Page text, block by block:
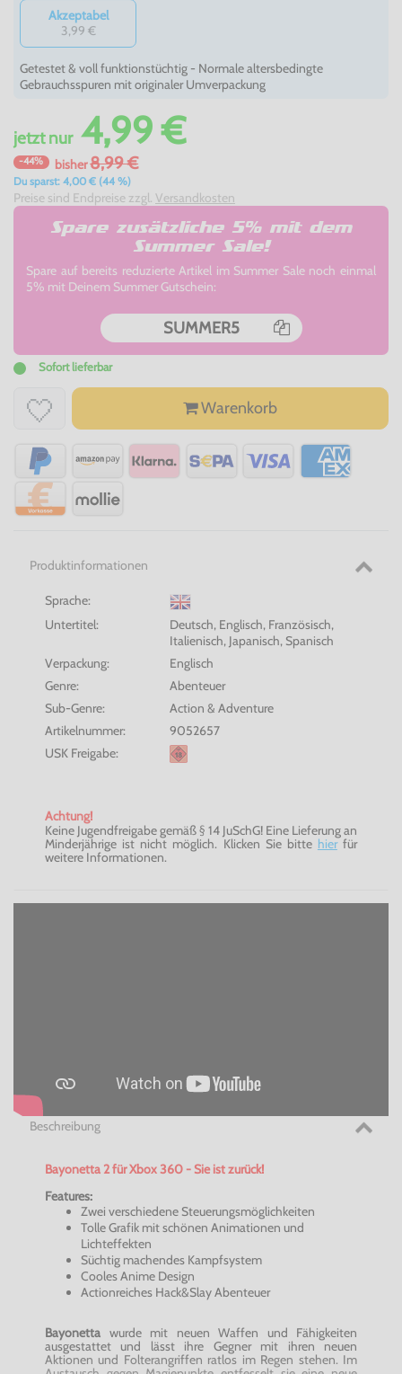
Akzeptabel
3,99 €
Getestet & voll funktionstüchtig - Normale altersbedingte
Gebrauchsspuren mit originaler Umverpackung
jetztnur4,99 €
-44% bisher8,99 €
Du sparst: 4,00 € (44 %)
Preise sind Endpreise zzgl. Versandkosten
Spare zusätzliche 5% mit dem
Summer Sale!
Spare auf bereits reduzierte Artikel im Summer Sale noch einmal
5% mit Deinem Summer Gutschein:
SUMMER5
Sofort lieferbar
Warenkorb
Produktinformationen
Sprache:
Untertitel:
Deutsch, Englisch, Französisch,
Italienisch, Japanisch, Spanisch
Verpackung:
Englisch
Genre:
Abenteuer
Sub-Genre:
Action & Adventure
Artikelnummer:
9052657
USK Freigabe:
Achtung!
Keine Jugendfreigabe gemäß § 14 JuSchG! Eine Lieferung an
Minderjährige ist nicht möglich. Klicken Sie bitte hierfür
weitere Informationen.
Beschreibung
Bayonetta 2 für Xbox 360 - Sie ist zurück!
Features:
Zwei verschiedene Steuerungsmöglichkeiten
Tolle Grafik mit schönen Animationen und
Lichteffekten
Süchtig machendes Kampfsystem
CoolesAnime Design
Actionreiches Hack&SlayAbenteuer
Bayonetta wurde mit neuen Waffen und Fähigkeiten
ausgestattet und lässt ihre Gegner mit ihren neuen
Aktionen und Folterangriffen ratlos im Regen stehen. Im